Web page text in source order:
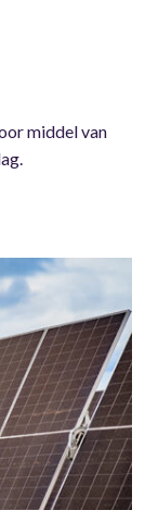
middel van